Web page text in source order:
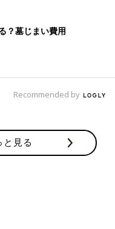
（体質）」と呼んでい
？墓じまい費用
Recommended by
見る